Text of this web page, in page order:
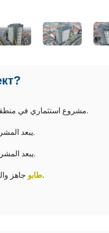
مشروع استثماري في منطقة شيشلي وسط مدينة اسطنبول.
يبعد المشروع دقائق عن محطة المتروبوس.
يبعد المشروع 5 دقائق فقط عن برج ترامب.
طابو جاهز .